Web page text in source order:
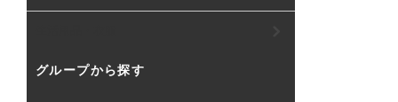
グループから探す